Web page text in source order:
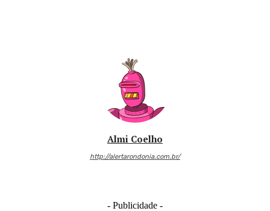
Almi Coelho
http://alertarondonia.com.br/
- Publicidade -